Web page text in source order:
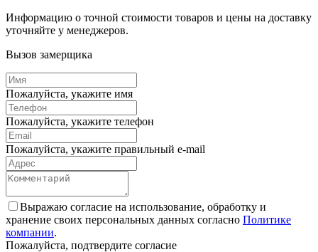
Информацию о точной стоимости товаров и цены на доставку
уточняйте у менеджеров.
Вызов замерщика
Пожалуйста, укажите имя
Пожалуйста, укажите телефон
Пожалуйста, укажите правильный e-mail
Выражаю согласие на использование, обработку и
хранение своих персональных данных согласно Политике
компании.
Пожалуйста, подтвердите согласие